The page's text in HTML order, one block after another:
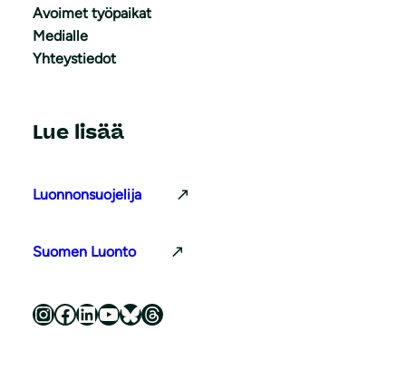
Avoimet työpaikat
Medialle
Yhteystiedot
Lue lisää
Luonnonsuojelija
Suomen Luonto
Luonnonsuojeluliitto Instagramissa Luonnonsuojeluliitto Facebookissa Luonnonsuojeluliitto LinkedInissä Luonnonsuojeluliiton YouTube-kanava Luonnonsuojeluliitto Blueskyssa Luonnonsuojeluliitto Threadsissa